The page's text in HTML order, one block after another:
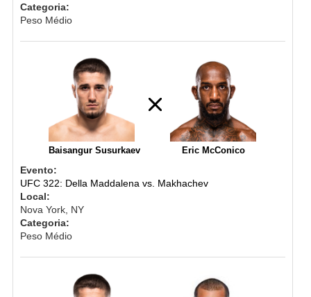
Categoria:
Peso Médio
Baisangur Susurkaev Eric McConico
Evento:
UFC 322: Della Maddalena vs. Makhachev
Local:
Nova York, NY
Categoria:
Peso Médio